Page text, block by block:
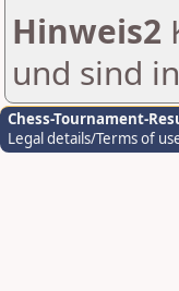
Hinweis2
und sind
Chess-Tournament-
Legal details/Terms of